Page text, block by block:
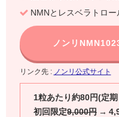
NMNとレスベラトロー
ノンリ
リンク先 : ノンリ公式サイト
1粒あたり約80円(定
初回限定9,000円 →